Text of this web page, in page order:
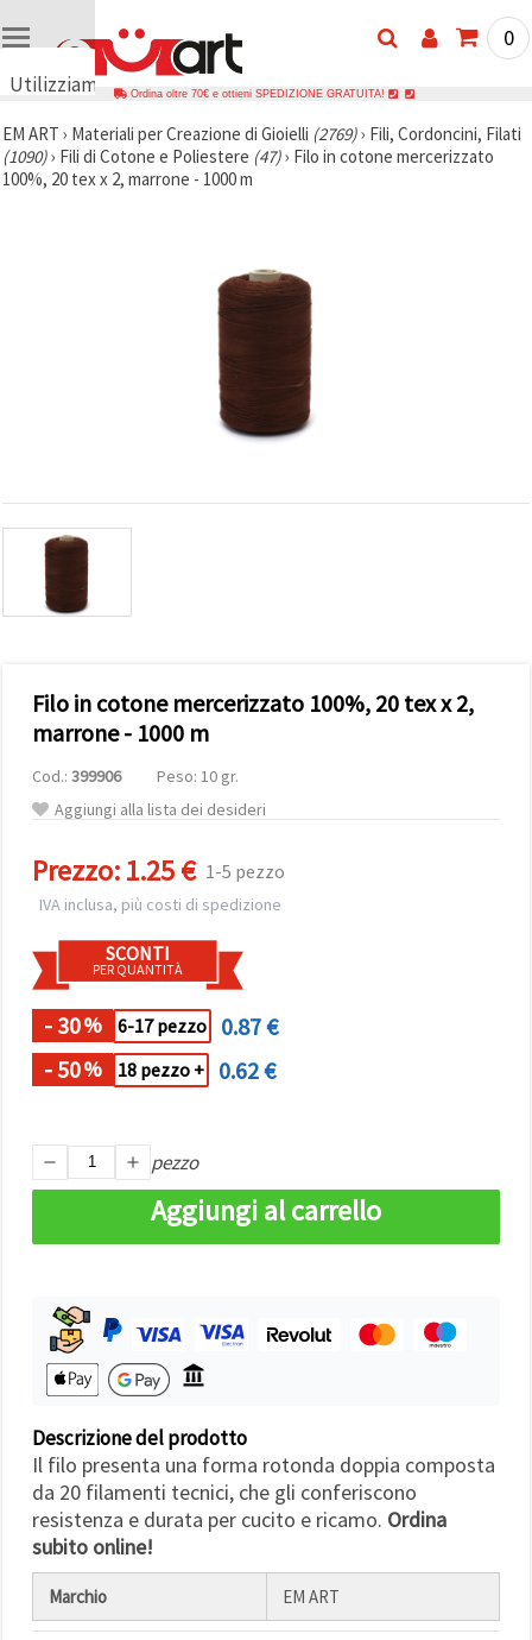
Utilizziamo
🍪
Utilizziamo
cookie e
migliorare
offerta e
visualizzare
contenuti
personalizzati.
tutti i
Clicca su
Cookie" per
personalizzare
le tue
modificare
il tuo
in qualsiasi
momento.
Per ulteriori
informazioni,
consultare
la nostra
Politica sui
cookiee
privacy.
Senza il tuo
consenso
verranno
https://www.em-
art.it/information/about-
cookies
tutto
Impostazioni
0
Ordina oltre 70€ e ottieni SPEDIZIONE GRATUITA!
EM ART › Materiali per Creazione di Gioielli (2769)› Fili, Cordoncini, Filati
(1090)› Fili di Cotone e Poliestere (47)› Filo in cotone mercerizzato
100%, 20 tex x 2, marrone - 1000 m
Filo in cotone mercerizzato 100%, 20 tex x 2,
marrone - 1000 m
Cod.: 399906
Peso: 10 gr.
Aggiungi alla lista dei desideri
Prezzo:1.25 € 1-5 pezzo
IVA inclusa, più costi di spedizione
SCONTI
PER QUANTITÀ
- 30% 6-17 pezzo
0.87 €
- 50% 18 pezzo + 0.62 €
pezzo
Aggiungi al carrello
Descrizione del prodotto
Il filo presenta una forma rotonda doppia composta
da 20 filamenti tecnici, che gli conferiscono
resistenza e durata per cucito e ricamo. Ordina
subito online!
Marchio EM ART